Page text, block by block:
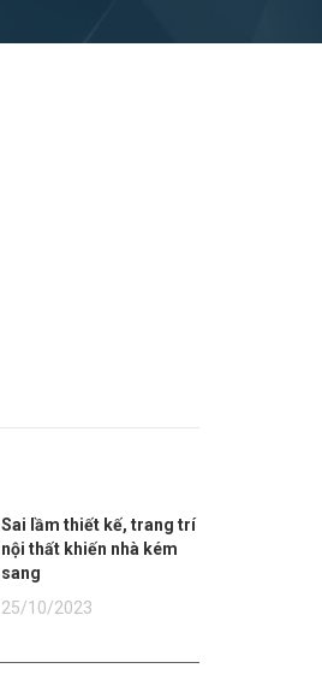
Sai lầm thiết kế, trang trí
nội thất khiến nhà kém
sang
25/10/2023